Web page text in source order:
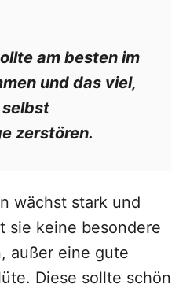
am besten im
und das viel,
selbst
zerstören.
wächst stark und
sie keine besondere
außer eine gute
Diese sollte schön